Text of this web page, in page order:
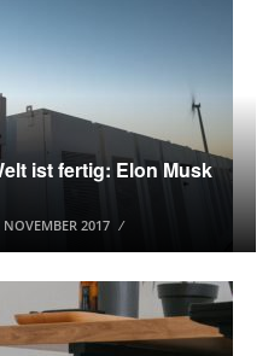
ist fertig: Elon Musk
NOVEMBER 2017